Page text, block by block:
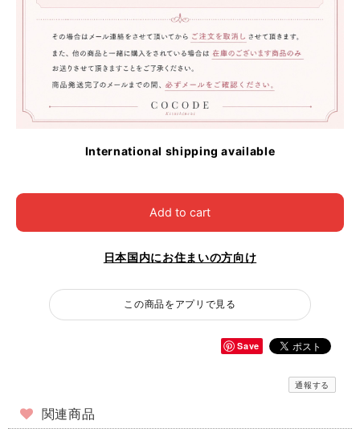
International shipping available
Add to cart
日本国内にお住まいの方向け
この商品をアプリで見る
Save
通報する
関連商品